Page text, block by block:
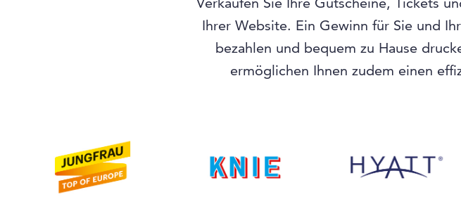
Ihrer Website. Ein Gewinn für Sie und
bezahlen und bequem zu Hause
ermöglichen Ihnen zudem einen